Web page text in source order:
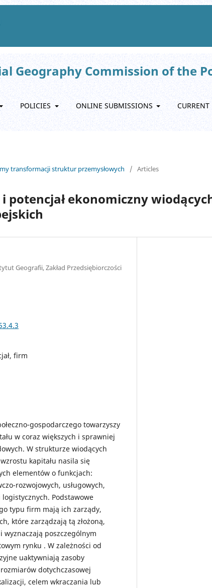
Geography Commission of the
POLICIES ONLINE SUBMISSIONS CURRENT
transformacji struktur przemysłowych / Articles
potencjał ekonomiczny
Geografii, Zakład Przedsiębiorczości
firm
gospodarczego towarzyszy
w coraz większych i sprawniej
W strukturze wiodących
kapitału nasila się
elementów o funkcjach:
rozwojowych, usługowych,
Podstawowe
typu firm mają ich zarządy,
które zarządzają tą złożoną,
poszczególnym
rynku . W zależności od
uaktywniają zasoby
dotychczasowej
celem wkraczania lub